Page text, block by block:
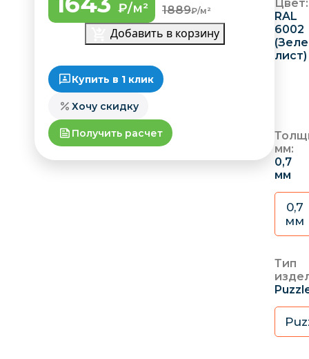
₽/м² 1889₽/м²
Добавить в корзину
Купить в 1 клик
Хочу скидку
Получить расчет
Цвет:
RAL
6002
лист)
мм:
0,7
мм
0,7
мм
Тип